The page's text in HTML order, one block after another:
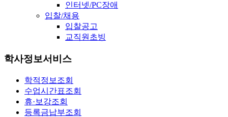
인터넷/PC장애
입찰/채용
입찰공고
교직원초빙
학사정보서비스
학적정보조회
수업시간표조회
휴·보강조회
등록금납부조회